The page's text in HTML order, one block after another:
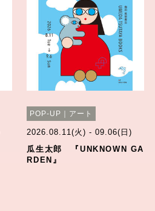
POP-UP｜アート
2026.08.11(火) - 09.06(日)
瓜生太郎 『UNKNOWN GA
RDEN』